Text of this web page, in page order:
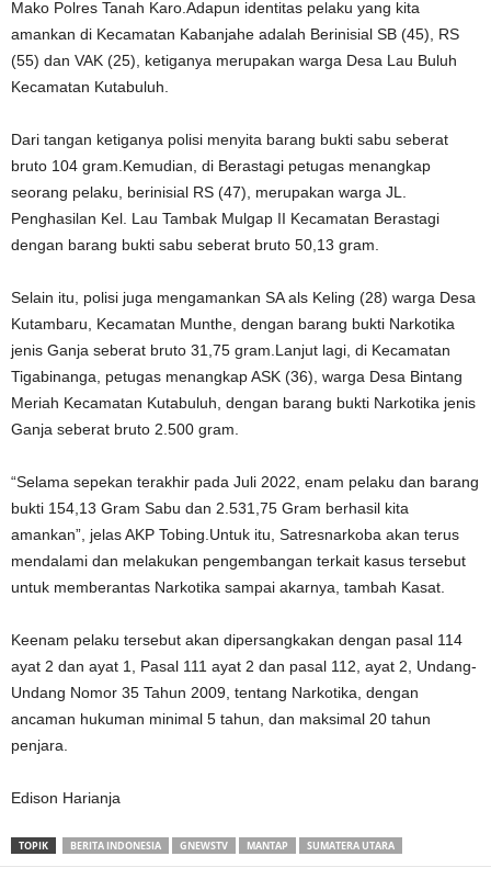
Mako Polres Tanah Karo.Adapun identitas pelaku yang kita
amankan di Kecamatan Kabanjahe adalah Berinisial SB (45), RS
(55) dan VAK (25), ketiganya merupakan warga Desa Lau Buluh
Kecamatan Kutabuluh.
Dari tangan ketiganya polisi menyita barang bukti sabu seberat
bruto 104 gram.Kemudian, di Berastagi petugas menangkap
seorang pelaku, berinisial RS (47), merupakan warga JL.
Penghasilan Kel. Lau Tambak Mulgap II Kecamatan Berastagi
dengan barang bukti sabu seberat bruto 50,13 gram.
Selain itu, polisi juga mengamankan SA als Keling (28) warga Desa
Kutambaru, Kecamatan Munthe, dengan barang bukti Narkotika
jenis Ganja seberat bruto 31,75 gram.Lanjut lagi, di Kecamatan
Tigabinanga, petugas menangkap ASK (36), warga Desa Bintang
Meriah Kecamatan Kutabuluh, dengan barang bukti Narkotika jenis
Ganja seberat bruto 2.500 gram.
“Selama sepekan terakhir pada Juli 2022, enam pelaku dan barang
bukti 154,13 Gram Sabu dan 2.531,75 Gram berhasil kita
amankan”, jelas AKP Tobing.Untuk itu, Satresnarkoba akan terus
mendalami dan melakukan pengembangan terkait kasus tersebut
untuk memberantas Narkotika sampai akarnya, tambah Kasat.
Keenam pelaku tersebut akan dipersangkakan dengan pasal 114
ayat 2 dan ayat 1, Pasal 111 ayat 2 dan pasal 112, ayat 2, Undang-
Undang Nomor 35 Tahun 2009, tentang Narkotika, dengan
ancaman hukuman minimal 5 tahun, dan maksimal 20 tahun
penjara.
Edison Harianja
TOPIK BERITA INDONESIA GNEWSTV MANTAP SUMATERA UTARA